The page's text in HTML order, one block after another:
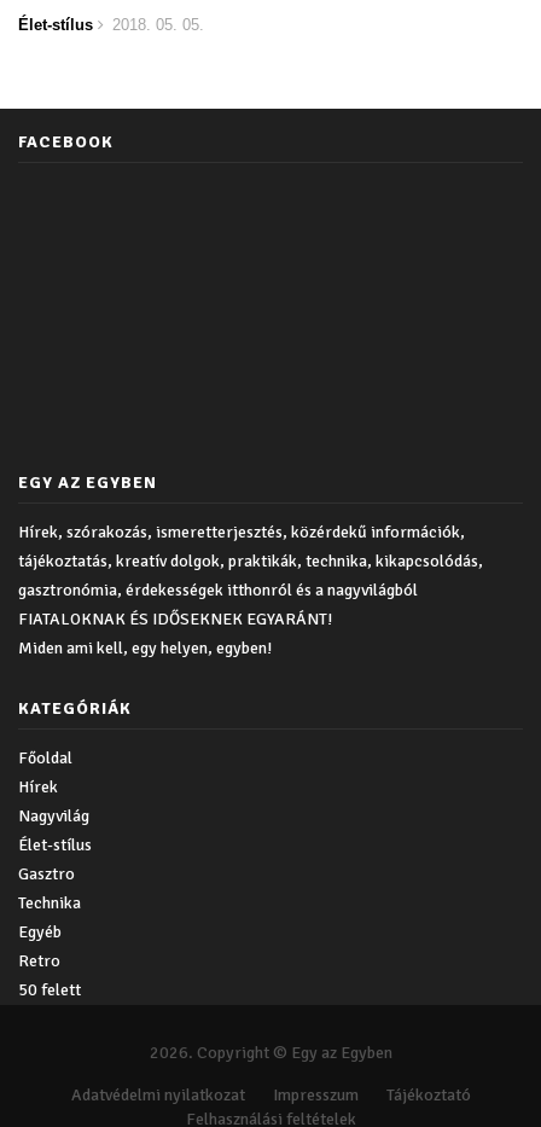
Élet-stílus 2018. 05. 05.
FACEBOOK
EGY AZ EGYBEN
Hírek, szórakozás, ismeretterjesztés, közérdekű információk,
tájékoztatás, kreatív dolgok, praktikák, technika, kikapcsolódás,
gasztronómia, érdekességek itthonról és a nagyvilágból
FIATALOKNAK ÉS IDŐSEKNEK EGYARÁNT!
Miden ami kell, egy helyen, egyben!
KATEGÓRIÁK
Főoldal
Hírek
Nagyvilág
Élet-stílus
Gasztro
Technika
Egyéb
Retro
50 felett
2026. Copyright © Egy az Egyben
Adatvédelmi nyilatkozat Impresszum
Tájékoztató
Felhasználási feltételek